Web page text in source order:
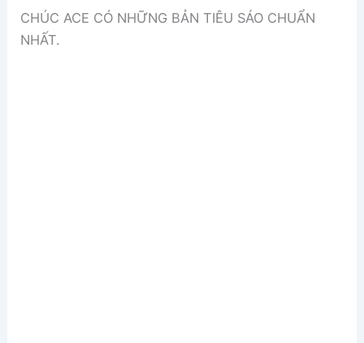
CHÚC ACE CÓ NHỮNG BẢN TIÊU SÁO CHUẨN
NHẤT.